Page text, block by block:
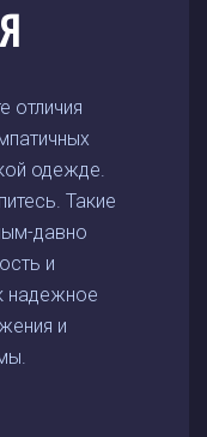
отличия
одежде.
Такие
давно
и
надежное
и